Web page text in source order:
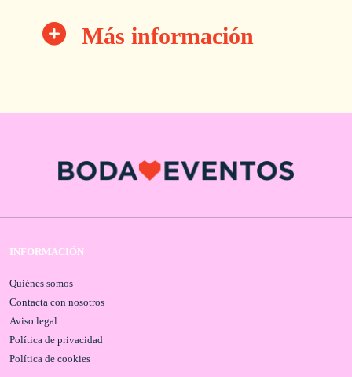
Más información
INFORMACIÓN
Quiénes somos
Contacta con nosotros
Aviso legal
Política de privacidad
Política de cookies